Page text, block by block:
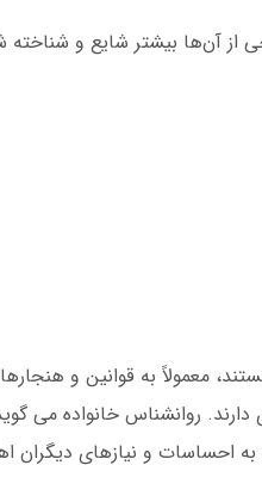
از آن‌ها بیشتر شایع و شناخته
معمولاً به قوانین و
روانشناس خانواده می
احساسات و نیازهای دیگران